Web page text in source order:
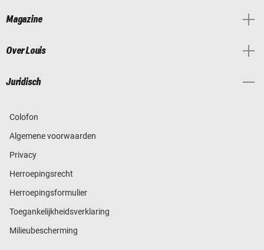
Magazine
Over Louis
Juridisch
Colofon
Algemene voorwaarden
Privacy
Herroepingsrecht
Herroepingsformulier
Toegankelijkheidsverklaring
Milieubescherming